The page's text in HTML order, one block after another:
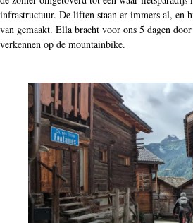
infrastructuur. De liften staan er immers al, en
van gemaakt. Ella bracht voor ons 5 dagen
verkennen op de mountainbike.